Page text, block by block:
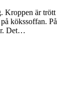
Kroppen är trött
kökssoffan. På
Det…